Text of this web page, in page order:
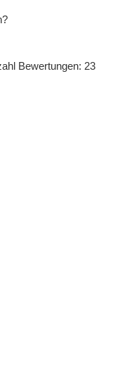
Bewertungen: 23